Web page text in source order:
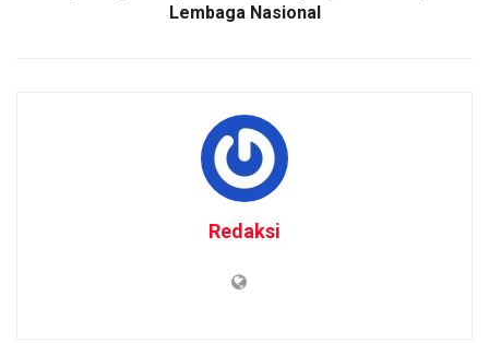
Lembaga Nasional
Redaksi